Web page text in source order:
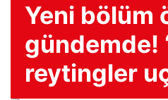
Yeni bölüm
gündemde!
reytingler